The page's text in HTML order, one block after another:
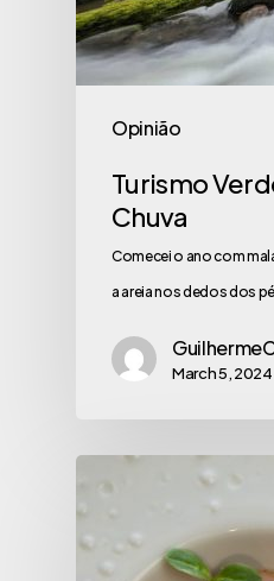
Opinião
Turismo
Chuva
Comecei o ano com
a areia nos dedos dos
March 5, 2024